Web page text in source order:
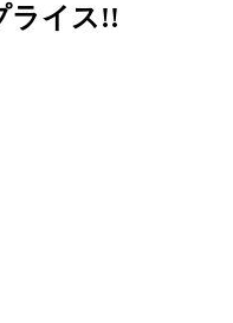
ライス!!